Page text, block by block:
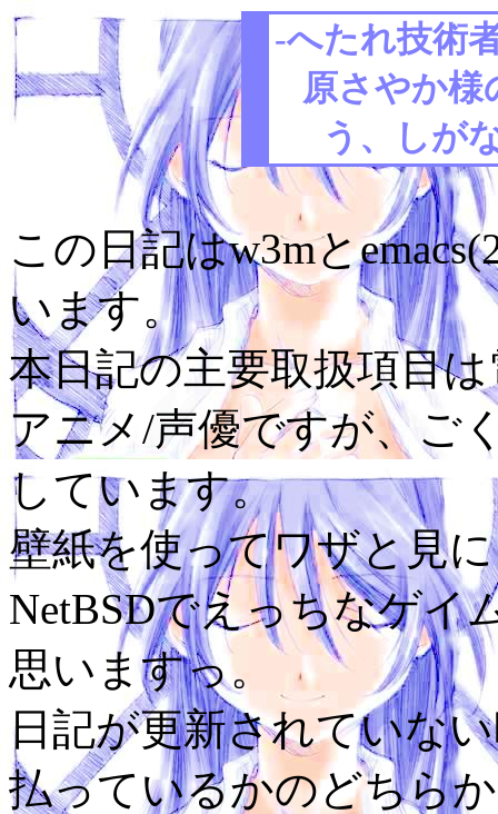
-へたれ技術
原さやか
う、しが
この日記はw3mと
います。
本日記の主要取扱項目
アニメ/声優ですが、ご
しています。
壁紙を使ってワザと見
NetBSDでえっちなゲイ
思いますっ。
日記が更新されていな
払っているかのどちら